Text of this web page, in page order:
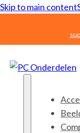
Skip to main content